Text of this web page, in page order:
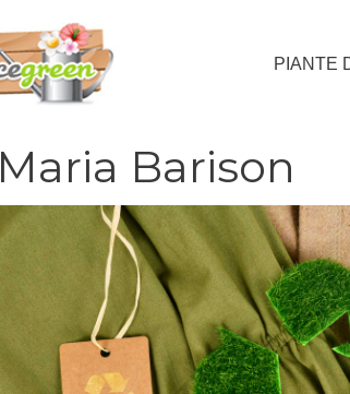
PIANTE
Maria Barison